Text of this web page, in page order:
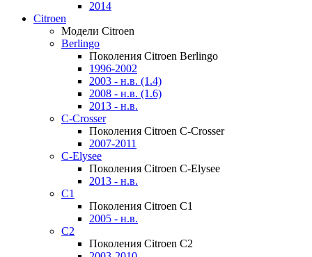
2014
Citroen
Модели Citroen
Berlingo
Поколения Citroen Berlingo
1996-2002
2003 - н.в. (1.4)
2008 - н.в. (1.6)
2013 - н.в.
C-Crosser
Поколения Citroen C-Crosser
2007-2011
C-Elysee
Поколения Citroen C-Elysee
2013 - н.в.
C1
Поколения Citroen C1
2005 - н.в.
C2
Поколения Citroen C2